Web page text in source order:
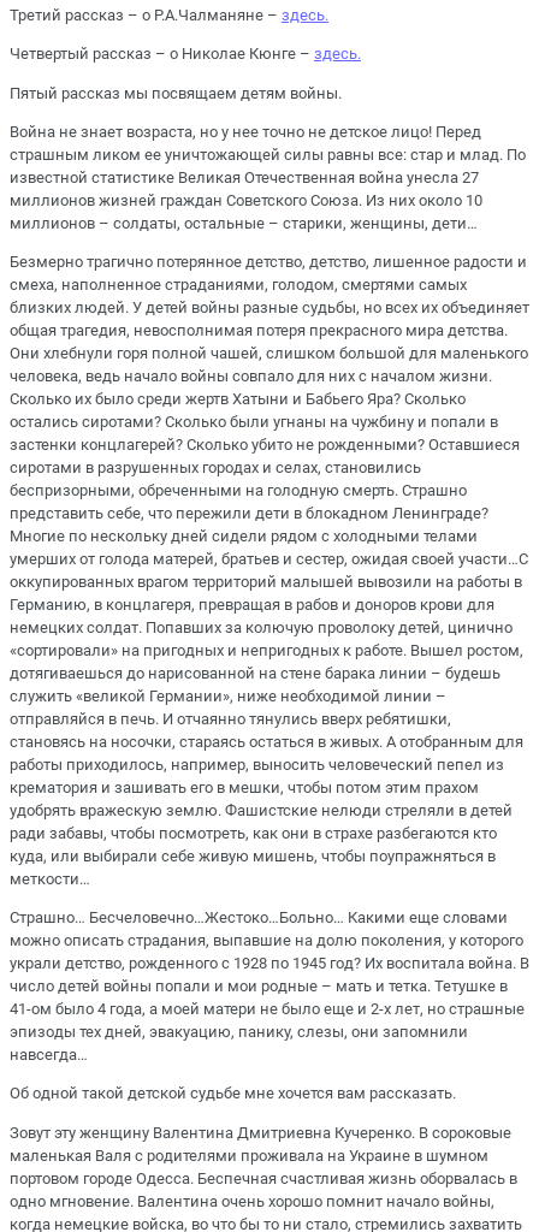
Третий рассказ – о Р.А.Чалманяне – здесь.
Четвертый рассказ – о Николае Кюнге – здесь.
Пятый рассказ мы посвящаем детям войны.
Война не знает возраста, но у нее точно не детское лицо! Перед
страшным ликом ее уничтожающей силы равны все: стар и млад. По
известной статистике Великая Отечественная война унесла 27
миллионов жизней граждан Советского Союза. Из них около 10
миллионов – солдаты, остальные – старики, женщины, дети…
Безмерно трагично потерянное детство, детство, лишенное радости и
смеха, наполненное страданиями, голодом, смертями самых
близких людей. У детей войны разные судьбы, но всех их объединяет
общая трагедия, невосполнимая потеря прекрасного мира детства.
Они хлебнули горя полной чашей, слишком большой для маленького
человека, ведь начало войны совпало для них с началом жизни.
Сколько их было среди жертв Хатыни и Бабьего Яра? Сколько
остались сиротами? Сколько были угнаны на чужбину и попали в
застенки концлагерей? Сколько убито не рожденными? Оставшиеся
сиротами в разрушенных городах и селах, становились
беспризорными, обреченными на голодную смерть. Страшно
представить себе, что пережили дети в блокадном Ленинграде?
Многие по нескольку дней сидели рядом с холодными телами
умерших от голода матерей, братьев и сестер, ожидая своей участи…С
оккупированных врагом территорий малышей вывозили на работы в
Германию, в концлагеря, превращая в рабов и доноров крови для
немецких солдат. Попавших за колючую проволоку детей, цинично
«сортировали» на пригодных и непригодных к работе. Вышел ростом,
дотягиваешься до нарисованной на стене барака линии – будешь
служить «великой Германии», ниже необходимой линии –
отправляйся в печь. И отчаянно тянулись вверх ребятишки,
становясь на носочки, стараясь остаться в живых. А отобранным для
работы приходилось, например, выносить человеческий пепел из
крематория и зашивать его в мешки, чтобы потом этим прахом
удобрять вражескую землю. Фашистские нелюди стреляли в детей
ради забавы, чтобы посмотреть, как они в страхе разбегаются кто
куда, или выбирали себе живую мишень, чтобы поупражняться в
меткости…
Страшно… Бесчеловечно…Жестоко…Больно… Какими еще словами
можно описать страдания, выпавшие на долю поколения, у которого
украли детство, рожденного с 1928 по 1945 год? Их воспитала война. В
число детей войны попали и мои родные – мать и тетка. Тетушке в
41-ом было 4 года, а моей матери не было еще и 2-х лет, но страшные
эпизоды тех дней, эвакуацию, панику, слезы, они запомнили
навсегда…
Об одной такой детской судьбе мне хочется вам рассказать.
Зовут эту женщину Валентина Дмитриевна Кучеренко. В сороковые
маленькая Валя с родителями проживала на Украине в шумном
портовом городе Одесса. Беспечная счастливая жизнь оборвалась в
одно мгновение. Валентина очень хорошо помнит начало войны,
когда немецкие войска, во что бы то ни стало, стремились захватить